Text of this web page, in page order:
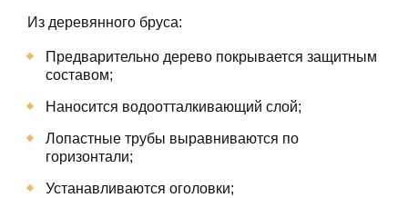
Из деревянного бруса:
Предварительно дерево покрывается защитным
составом;
Наносится водоотталкивающий слой;
Лопастные трубы выравниваются по
горизонтали;
Устанавливаются оголовки;